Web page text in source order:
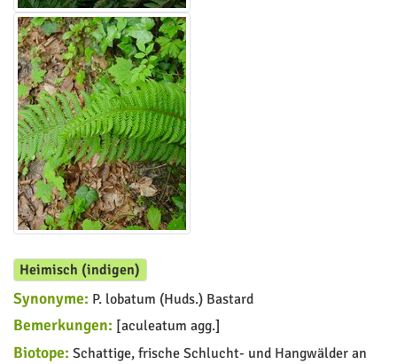
Heimisch (indigen)
Synonyme: P. lobatum (Huds.) Bastard
Bemerkungen: [aculeatum agg.]
Biotope: Schattige, frische Schlucht- und Hangwälder an